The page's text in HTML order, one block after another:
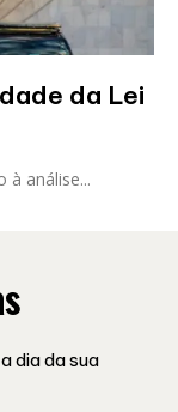
da Lei
à análise...
dia da sua